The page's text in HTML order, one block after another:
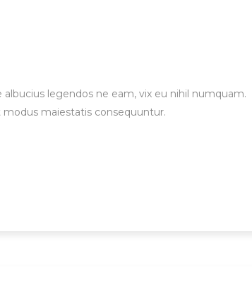
legendos ne eam, vix eu nihil numquam.
maiestatis consequuntur.